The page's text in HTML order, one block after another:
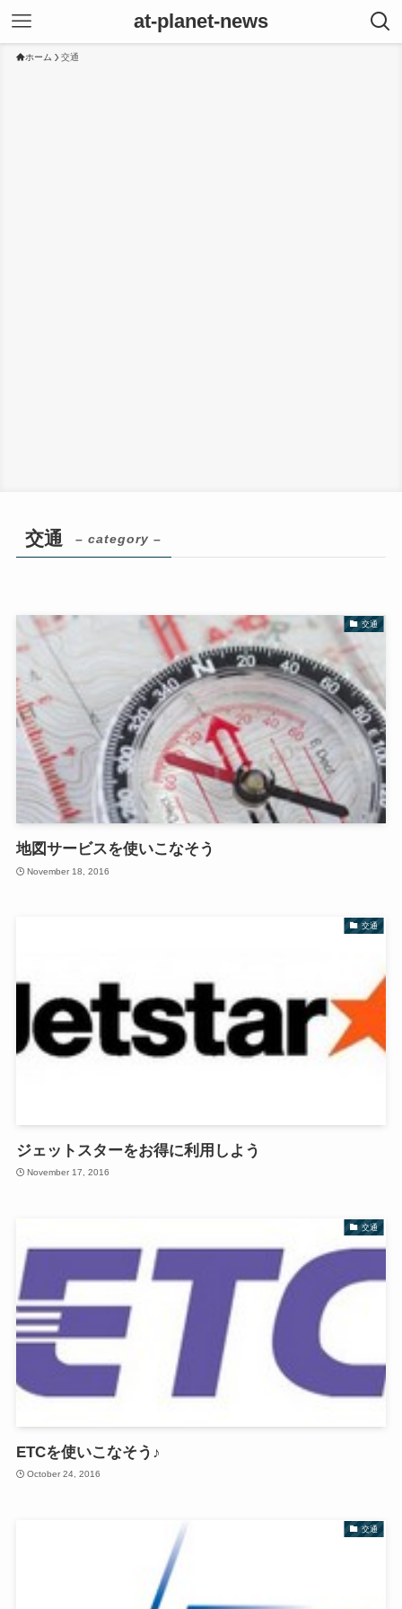
at-planet-news
ホーム 交通
交通 – category –
交通
地図サービスを使いこなそう
November 18, 2016
交通
ジェットスターをお得に利用しよう
November 17, 2016
交通
ETCを使いこなそう♪
October 24, 2016
交通